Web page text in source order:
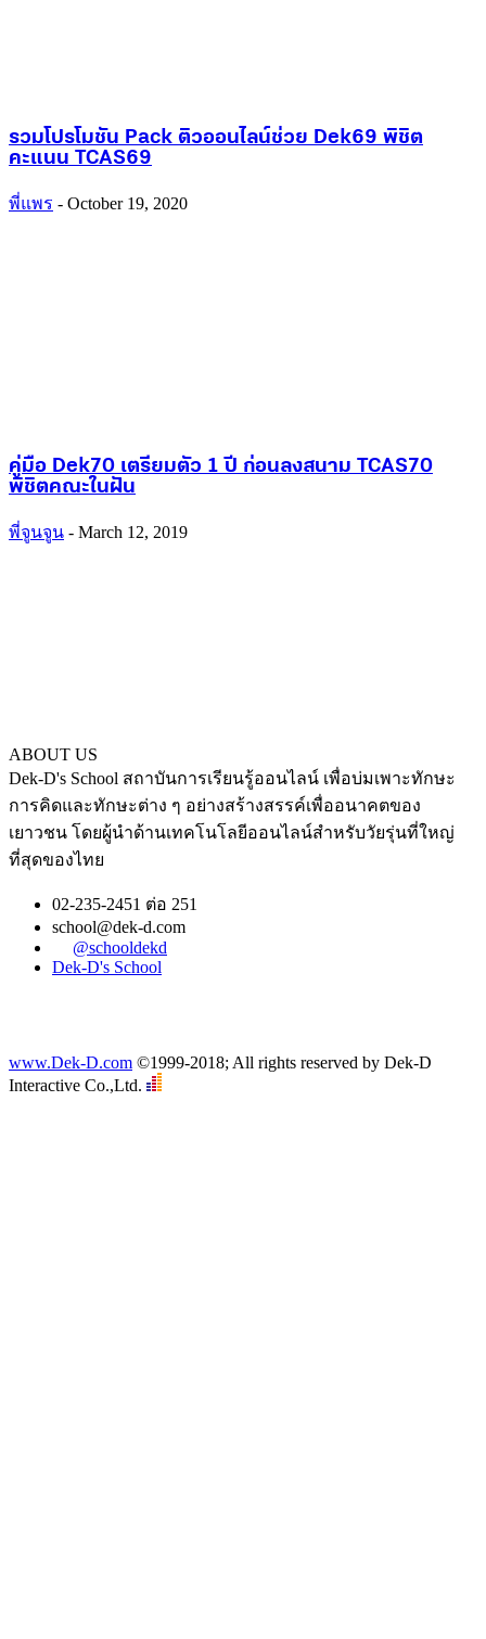
รวมโปรโมชัน Pack ติวออนไลน์ช่วย Dek69 พิชิต
คะแนน TCAS69
พี่แพร - October 19, 2020
คู่มือ Dek70 เตรียมตัว 1 ปี ก่อนลงสนาม TCAS70
พิชิตคณะในฝัน
พี่จูนจูน - March 12, 2019
ABOUT US
Dek-D's School สถาบันการเรียนรู้ออนไลน์ เพื่อบ่มเพาะทักษะ
การคิดและทักษะต่าง ๆ อย่างสร้างสรรค์เพื่ออนาคตของ
เยาวชน โดยผู้นำด้านเทคโนโลยีออนไลน์สำหรับวัยรุ่นที่ใหญ่
ที่สุดของไทย
02-235-2451 ต่อ 251
school@dek-d.com
@schooldekd
Dek-D's School
www.Dek-D.com ©1999-2018; All rights reserved by Dek-D
Interactive Co.,Ltd.